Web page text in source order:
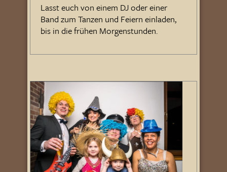
Lasst euch von einem DJ oder einer
Band zum Tanzen und Feiern einladen,
bis in die frühen Morgenstunden.